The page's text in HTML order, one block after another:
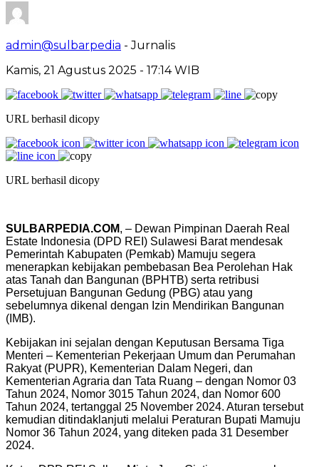
admin@sulbarpedia - Jurnalis
Kamis, 21 Agustus 2025 - 17:14 WIB
URL berhasil dicopy
URL berhasil dicopy
SULBARPEDIA.COM, – Dewan Pimpinan Daerah Real
Estate Indonesia (DPD REI) Sulawesi Barat mendesak
Pemerintah Kabupaten (Pemkab) Mamuju segera
menerapkan kebijakan pembebasan Bea Perolehan Hak
atas Tanah dan Bangunan (BPHTB) serta retribusi
Persetujuan Bangunan Gedung (PBG) atau yang
sebelumnya dikenal dengan Izin Mendirikan Bangunan
(IMB).
Kebijakan ini sejalan dengan Keputusan Bersama Tiga
Menteri – Kementerian Pekerjaan Umum dan Perumahan
Rakyat (PUPR), Kementerian Dalam Negeri, dan
Kementerian Agraria dan Tata Ruang – dengan Nomor 03
Tahun 2024, Nomor 3015 Tahun 2024, dan Nomor 600
Tahun 2024, tertanggal 25 November 2024. Aturan tersebut
kemudian ditindaklanjuti melalui Peraturan Bupati Mamuju
Nomor 36 Tahun 2024, yang diteken pada 31 Desember
2024.